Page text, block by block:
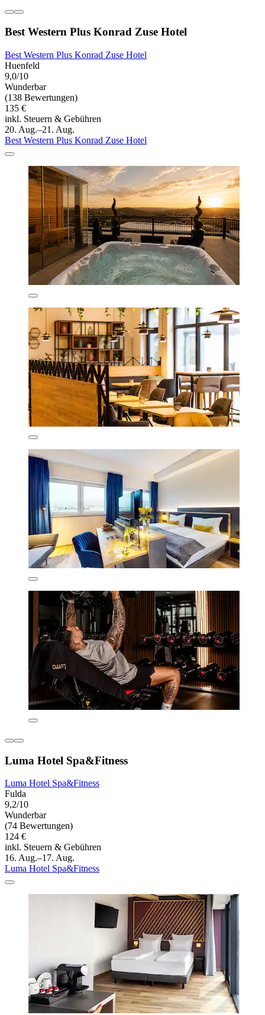
Best Western Plus Konrad Zuse Hotel
Best Western Plus Konrad Zuse Hotel
Huenfeld
9,0/10
Wunderbar
(138 Bewertungen)
135 €
inkl. Steuern & Gebühren
20. Aug.–21. Aug.
Best Western Plus Konrad Zuse Hotel
Luma Hotel Spa&Fitness
Luma Hotel Spa&Fitness
Fulda
9,2/10
Wunderbar
(74 Bewertungen)
124 €
inkl. Steuern & Gebühren
16. Aug.–17. Aug.
Luma Hotel Spa&Fitness